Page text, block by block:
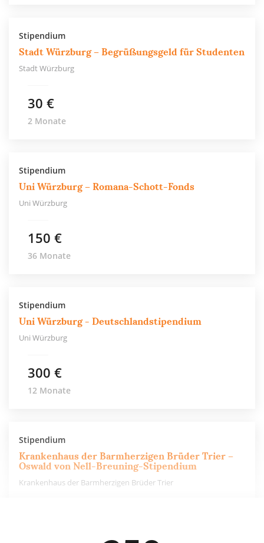
Stipendium
Stadt Würzburg – Begrüßungsgeld für Studenten
Stadt Würzburg
30 €
2 Monate
Stipendium
Uni Würzburg – Romana-Schott-Fonds
Uni Würzburg
150 €
36 Monate
Stipendium
Uni Würzburg - Deutschlandstipendium
Uni Würzburg
300 €
12 Monate
Stipendium
Krankenhaus der Barmherzigen Brüder Trier –
Oswald von Nell-Breuning-Stipendium
Krankenhaus der Barmherzigen Brüder Trier